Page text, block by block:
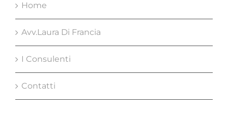
Home
Avv.Laura Di Francia
I Consulenti
Contatti